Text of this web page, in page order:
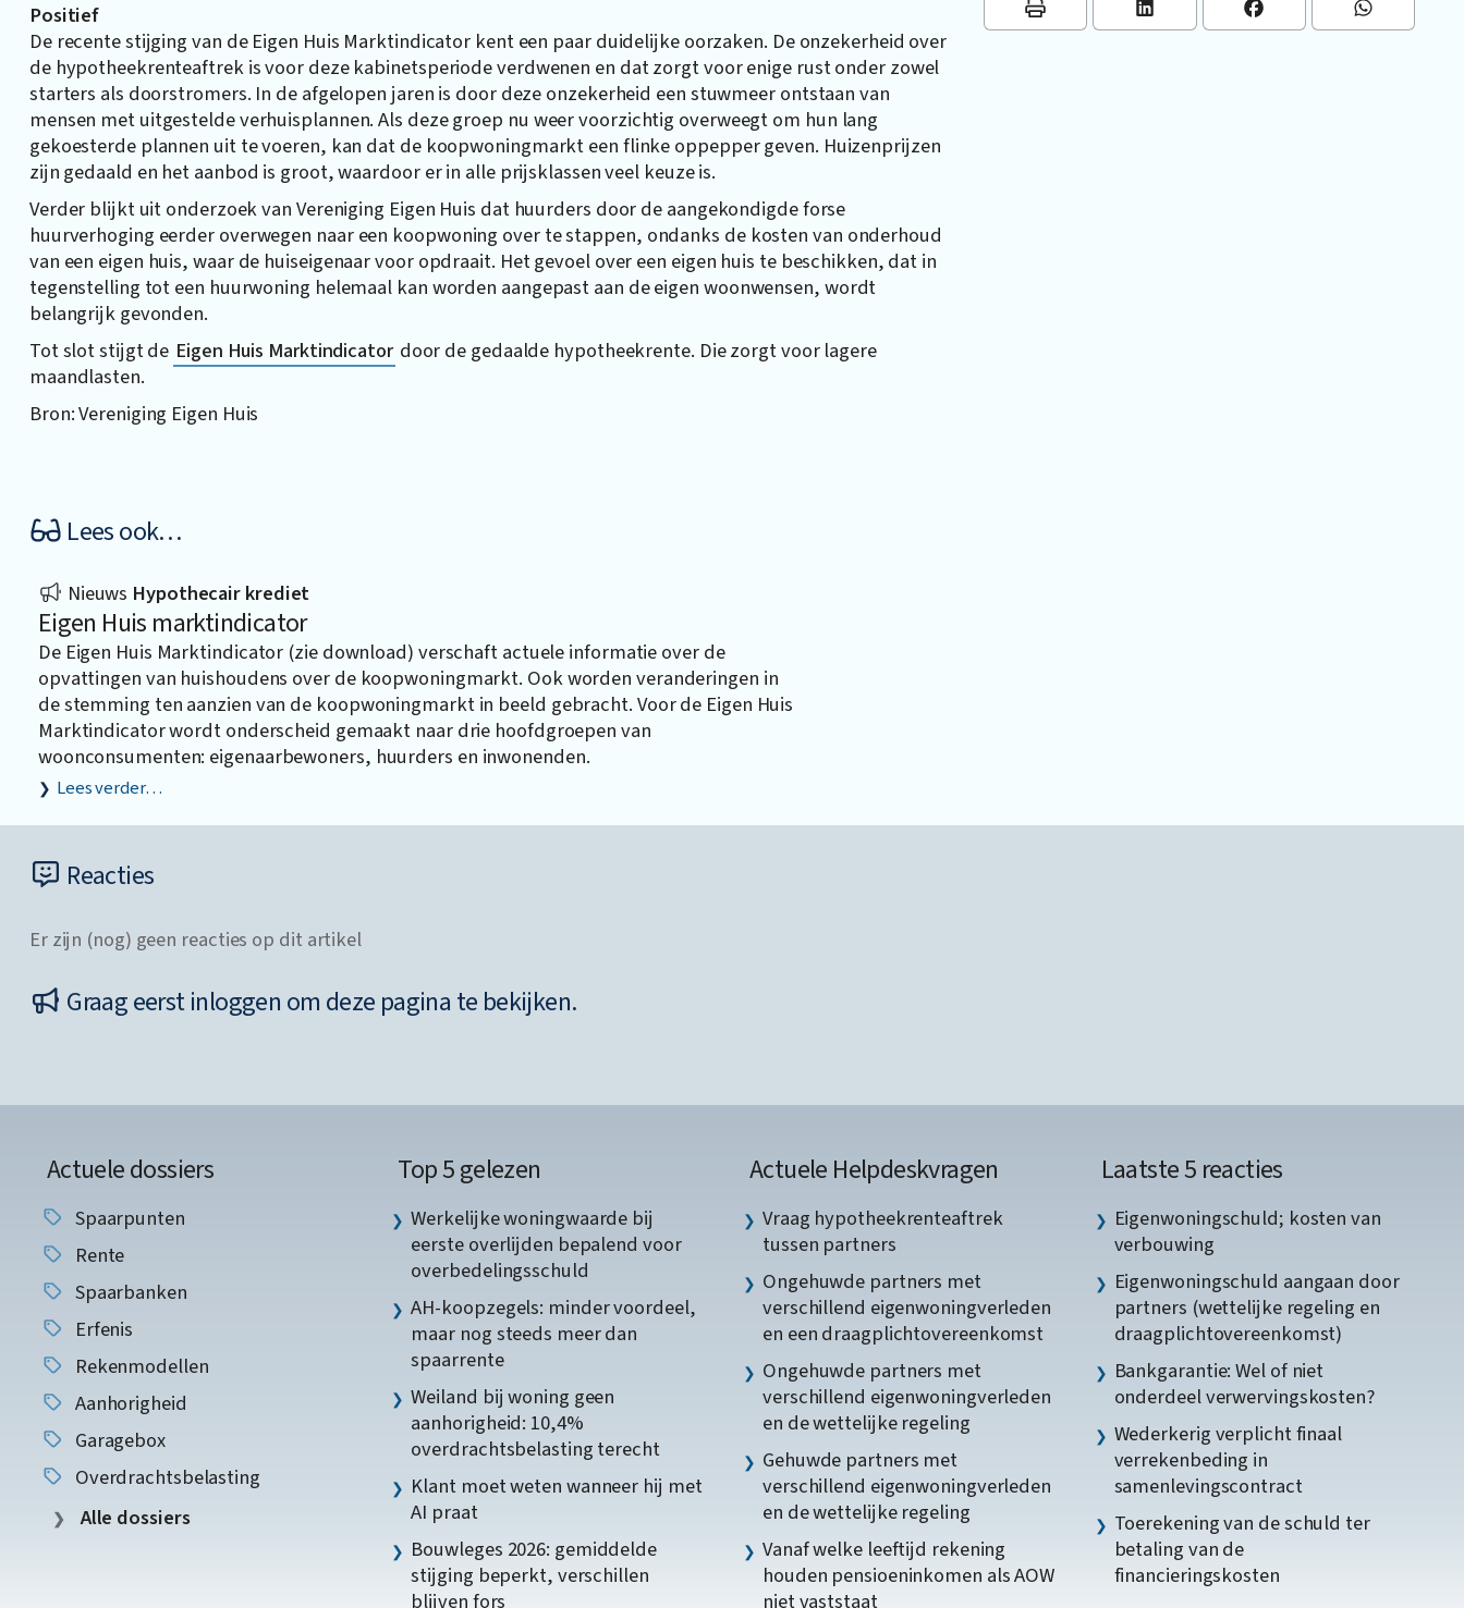
Positief
De recente stijging van de Eigen Huis Marktindicator kent een paar duidelijke oorzaken. De onzekerheid over
de hypotheekrenteaftrek is voor deze kabinetsperiode verdwenen en dat zorgt voor enige rust onder zowel
starters als doorstromers. In de afgelopen jaren is door deze onzekerheid een stuwmeer ontstaan van
mensen met uitgestelde verhuisplannen. Als deze groep nu weer voorzichtig overweegt om hun lang
gekoesterde plannen uit te voeren, kan dat de koopwoningmarkt een flinke oppepper geven. Huizenprijzen
zijn gedaald en het aanbod is groot, waardoor er in alle prijsklassen veel keuze is.
Verder blijkt uit onderzoek van Vereniging Eigen Huis dat huurders door de aangekondigde forse
huurverhoging eerder overwegen naar een koopwoning over te stappen, ondanks de kosten van onderhoud
van een eigen huis, waar de huiseigenaar voor opdraait. Het gevoel over een eigen huis te beschikken, dat in
tegenstelling tot een huurwoning helemaal kan worden aangepast aan de eigen woonwensen, wordt
belangrijk gevonden.
Tot slot stijgt de Eigen Huis Marktindicator door de gedaalde hypotheekrente. Die zorgt voor lagere
maandlasten.
Bron: Vereniging Eigen Huis
Lees ook…
Nieuws Hypothecair krediet
Eigen Huis marktindicator
De Eigen Huis Marktindicator (zie download) verschaft actuele informatie over de
opvattingen van huishoudens over de koopwoningmarkt. Ook worden veranderingen in
de stemming ten aanzien van de koopwoningmarkt in beeld gebracht. Voor de Eigen Huis
Marktindicator wordt onderscheid gemaakt naar drie hoofdgroepen van
woonconsumenten: eigenaarbewoners, huurders en inwonenden.
Lees verder…
Reacties
Er zijn (nog) geen reacties op dit artikel
Graag eerst inloggen om deze pagina te bekijken.
Actuele dossiers
Spaarpunten
Rente
Spaarbanken
Erfenis
Rekenmodellen
Aanhorigheid
Garagebox
Overdrachtsbelasting
Alle dossiers
Top 5 gelezen
Werkelijke woningwaarde bij
eerste overlijden bepalend voor
overbedelingsschuld
AH-koopzegels: minder voordeel,
maar nog steeds meer dan
spaarrente
Weiland bij woning geen
aanhorigheid: 10,4%
overdrachtsbelasting terecht
Klant moet weten wanneer hij met
AI praat
Bouwleges 2026: gemiddelde
stijging beperkt, verschillen
blijven fors
Actuele Helpdeskvragen
Vraag hypotheekrenteaftrek
tussen partners
Ongehuwde partners met
verschillend eigenwoningverleden
en een draagplichtovereenkomst
Ongehuwde partners met
verschillend eigenwoningverleden
en de wettelijke regeling
Gehuwde partners met
verschillend eigenwoningverleden
en de wettelijke regeling
Vanaf welke leeftijd rekening
houden pensioeninkomen als AOW
niet vaststaat
Laatste 5 reacties
Eigenwoningschuld; kosten van
verbouwing
Eigenwoningschuld aangaan door
partners (wettelijke regeling en
draagplichtovereenkomst)
Bankgarantie: Wel of niet
onderdeel verwervingskosten?
Wederkerig verplicht finaal
verrekenbeding in
samenlevingscontract
Toerekening van de schuld ter
betaling van de
financieringskosten